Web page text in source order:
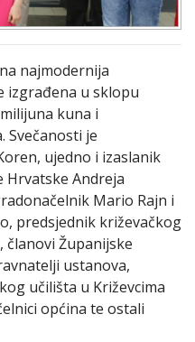
najmodernija
izgrađena u sklopu
kuna i
Svečanosti je
ujedno i izaslanik
Hrvatske Andreja
Mario Rajn i
predsjednik križevačkog
članovi Županijske
ustanova,
učilišta u Križevcima
općina te ostali